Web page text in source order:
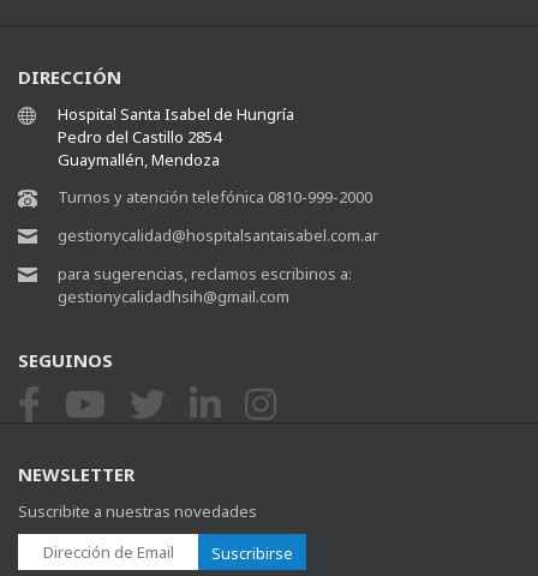
DIRECCIÓN
Hospital Santa Isabel de Hungría
Pedro del Castillo 2854
Guaymallén, Mendoza
Turnos y atención telefónica 0810-999-2000
gestionycalidad@hospitalsantaisabel.com.ar
para sugerencias, reclamos escribinos a:
gestionycalidadhsih@gmail.com
SEGUINOS
NEWSLETTER
Suscribite a nuestras novedades
Suscribirse